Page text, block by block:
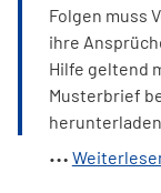
Folgen muss
ihre
Hilfe geltend
Musterbrief